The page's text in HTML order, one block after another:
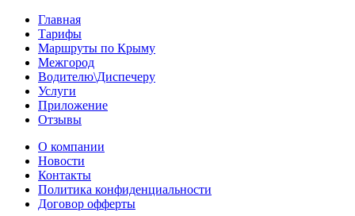
Главная
Тарифы
Маршруты по Крыму
Межгород
Водителю\Диспечеру
Услуги
Приложение
Отзывы
О компании
Новости
Контакты
Политика конфиденциальности
Договор офферты